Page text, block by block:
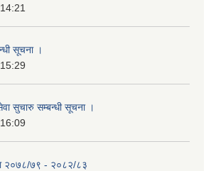
सूचना ।
सुचारु सम्बन्धी सूचना ।
२०७८/७९ - २०८२/८३